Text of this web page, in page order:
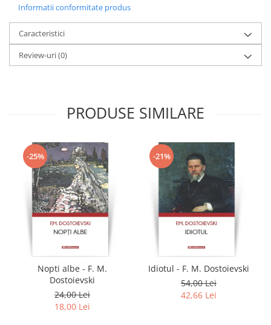
Informatii conformitate produs
Caracteristici
Review-uri(0)
PRODUSE SIMILARE
-25%
Nopti albe - F. M.
Dostoievski
24,00 Lei
18,00 Lei
-21%
Idiotul - F. M. Dostoievski
54,00 Lei
42,66 Lei